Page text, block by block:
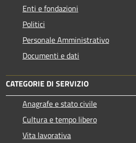
Enti e fondazioni
Politici
Personale Amministrativo
Documenti e dati
CATEGORIE DI SERVIZIO
Anagrafe e stato civile
Cultura e tempo libero
Vita lavorativa